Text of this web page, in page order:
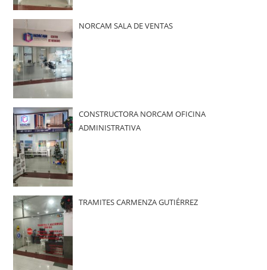
NORCAM SALA DE VENTAS
CONSTRUCTORA NORCAM OFICINA
ADMINISTRATIVA
TRAMITES CARMENZA GUTIÉRREZ